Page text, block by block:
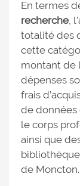
En termes
recherche,
totalité des
cette
montant de
dépenses
frais
de données
le corps
ainsi que
de Moncton.